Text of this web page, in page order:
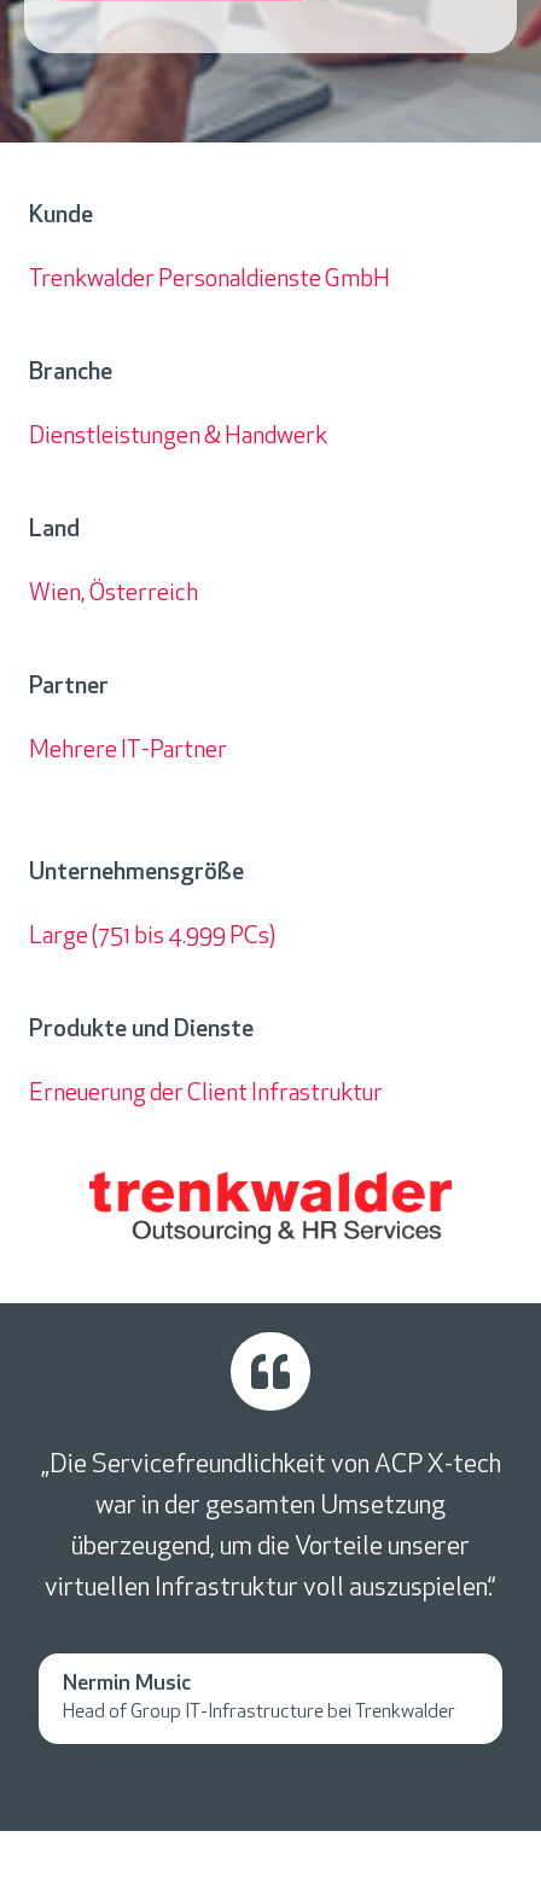
Kunde
Trenkwalder Personaldienste GmbH
Branche
Dienstleistungen & Handwerk
Land
Wien, Österreich
Partner
Mehrere IT-Partner
Unternehmensgröße
Large (751 bis 4.999 PCs)
Produkte und Dienste
Erneuerung der Client Infrastruktur
Dienste
„Die Servicefreundlichkeit von ACP X-tech
war in der gesamten Umsetzung
überzeugend, um die Vorteile unserer
virtuellen Infrastruktur voll auszuspielen.“
Nermin Music
Head of Group IT-Infrastructure bei Trenkwalder